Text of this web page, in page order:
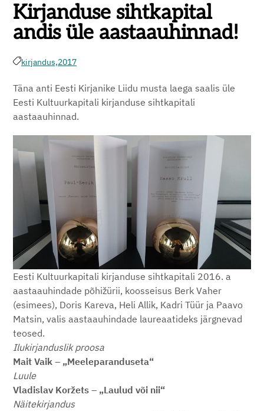
Kirjanduse sihtkapital
andis üle aastaauhinnad!
kirjandus,2017
Täna anti Eesti Kirjanike Liidu musta laega saalis üle
Eesti Kultuurkapitali kirjanduse sihtkapitali
aastaauhinnad.
Eesti Kultuurkapitali kirjanduse sihtkapitali 2016. a
aastaauhindade põhižürii, koosseisus Berk Vaher
(esimees), Doris Kareva, Heli Allik, Kadri Tüür ja Paavo
Matsin, valis aastaauhindade laureaatideks järgnevad
teosed.
Ilukirjanduslik proosa
Mait Vaik – „Meeleparanduseta“
Luule
Vladislav Koržets – „Laulud või nii“
Näitekirjandus